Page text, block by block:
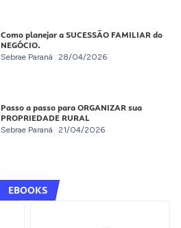
Como planejar a SUCESSÃO FAMILIAR do
NEGÓCIO.
Sebrae Paraná 28/04/2026
Passo a passo para ORGANIZAR sua
PROPRIEDADE RURAL
Sebrae Paraná 21/04/2026
EBOOKS